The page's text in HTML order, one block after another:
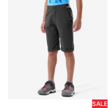
SALE